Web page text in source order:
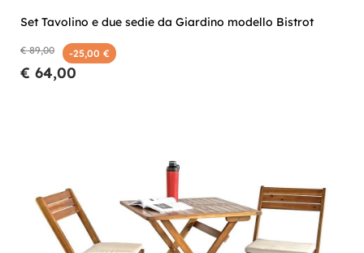
Set Tavolino e due sedie da Giardino modello Bistrot
€ 89,00 -25,00 €
€ 64,00